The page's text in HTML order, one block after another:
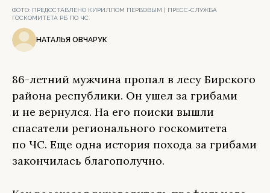
ФОТО: ПРЕДОСТАВЛЕНО КИРИЛЛОМ ПЕРВОВЫМ | ПРЕСС-СЛУЖБА
ГОСКОМИТЕТА РБ ПО ЧС
НАТАЛЬЯ ОВЧАРУК
86-летний мужчина пропал в лесу Бирского
района республики. Он ушел за грибами
и не вернулся. На его поиски вышли
спасатели регионального госкомитета
по ЧС. Еще одна история похода за грибами
закончилась благополучно.